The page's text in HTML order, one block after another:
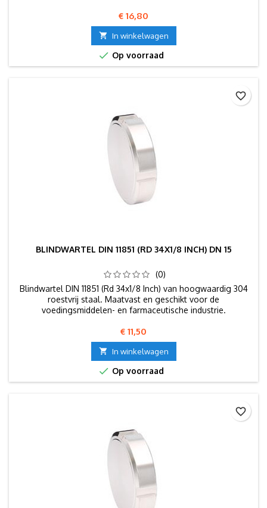
Prijs
€ 16,80
 In winkelwagen
 Op voorraad
BLINDWARTEL DIN 11851 (RD 34X1/8 INCH) DN 15
(0)
Blindwartel DIN 11851 (Rd 34x1/8 Inch) van hoogwaardig 304
roestvrij staal. Maatvast en geschikt voor de
voedingsmiddelen- en farmaceutische industrie.
Prijs
€ 11,50
 In winkelwagen
 Op voorraad
favorite_border
favorite_border